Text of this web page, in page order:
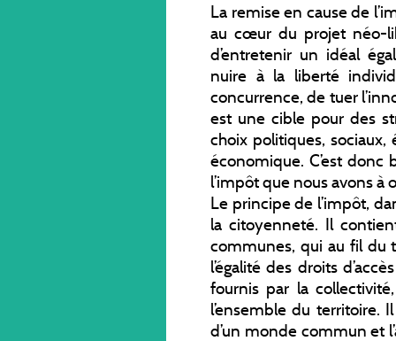
La remise en cause de
au cœur du projet néo-
d’entretenir un idéal
nuire à la liberté
concurrence, de tuer
est une cible pour des
choix politiques, sociaux,
économique. C’est
l’impôt que nous avons à
Le principe de l’impôt,
la citoyenneté. Il
communes, qui au fil du
l’égalité des droits
fournis par la
l’ensemble du territoire.
d’un monde commun et